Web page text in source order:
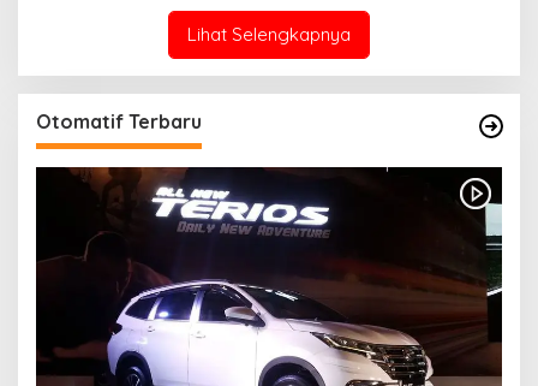
Lihat Selengkapnya
Otomatif Terbaru